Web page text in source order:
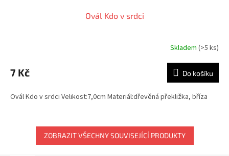
Ovál Kdo v srdci
Skladem (>5 ks)
7 Kč Do košíku
Ovál Kdo v srdci Velikost:7,0cm Materiál:dřevěná překližka, bříza
ZOBRAZIT VŠECHNY SOUVISEJÍCÍ PRODUKTY